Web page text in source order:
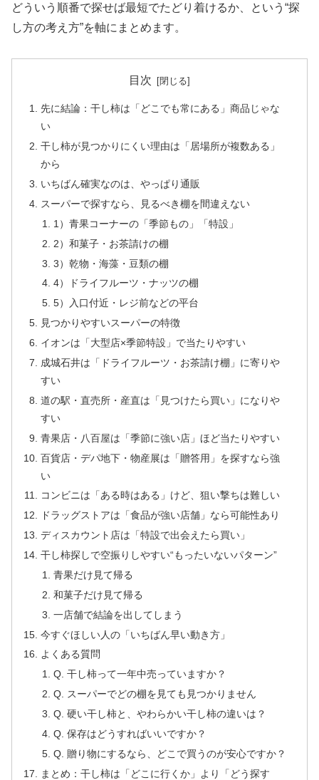
どういう順番で探せば最短でたどり着けるか、という“探
し方の考え方”を軸にまとめます。
目次
先に結論：干し柿は「どこでも常にある」商品じゃな
い
干し柿が見つかりにくい理由は「居場所が複数ある」
から
いちばん確実なのは、やっぱり通販
スーパーで探すなら、見るべき棚を間違えない
1）青果コーナーの「季節もの」「特設」
2）和菓子・お茶請けの棚
3）乾物・海藻・豆類の棚
4）ドライフルーツ・ナッツの棚
5）入口付近・レジ前などの平台
見つかりやすいスーパーの特徴
イオンは「大型店×季節特設」で当たりやすい
成城石井は「ドライフルーツ・お茶請け棚」に寄りや
すい
道の駅・直売所・産直は「見つけたら買い」になりや
すい
青果店・八百屋は「季節に強い店」ほど当たりやすい
百貨店・デパ地下・物産展は「贈答用」を探すなら強
い
コンビニは「ある時はある」けど、狙い撃ちは難しい
ドラッグストアは「食品が強い店舗」なら可能性あり
ディスカウント店は「特設で出会えたら買い」
干し柿探しで空振りしやすい“もったいないパターン”
青果だけ見て帰る
和菓子だけ見て帰る
一店舗で結論を出してしまう
今すぐほしい人の「いちばん早い動き方」
よくある質問
Q. 干し柿って一年中売っていますか？
Q. スーパーでどの棚を見ても見つかりません
Q. 硬い干し柿と、やわらかい干し柿の違いは？
Q. 保存はどうすればいいですか？
Q. 贈り物にするなら、どこで買うのが安心ですか？
まとめ：干し柿は「どこに行くか」より「どう探す